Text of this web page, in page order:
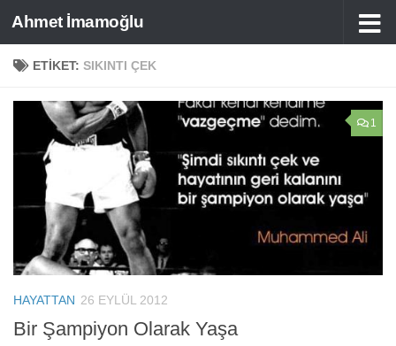
Skip to content
Ahmet İmamoğlu
ETIKET: SIKINTI ÇEK
1
HAYATTAN 26 EYLÜL 2012
Bir Şampiyon Olarak Yaşa